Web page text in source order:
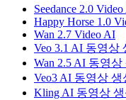
Seedance 2.0
Happy Horse 1.0
Wan 2.7 Video AI
Veo 3.1 AI 동영상
Wan 2.5 AI 동영상
Veo3 AI 동영상 생
Kling AI 동영상 생